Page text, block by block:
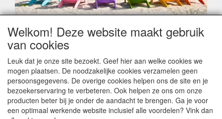
Geachte klant,
Zoals elk jaar zorgt de verlofperiode, naast een hoop
leveringsproblemen.
Sommige fabrikanten sluiten of werken met een
vakantiebezetting.
Bestellingen die vanaf +/- 15 juli geplaatst worden kunnen
hierdoor vertraging oplopen. Wanneer die voorradig is en alle
betalingsmodaliteiten zijn vervuld dan de bestelling verstuurd
Welkom! Deze website maakt gebruik
van cookies
Leuk dat je onze site bezoekt. Geef hier aan welke cookies we
mogen plaatsen. De noodzakelijke cookies verzamelen geen
persoonsgegevens. De overige cookies helpen ons de site en je
bezoekerservaring te verbeteren. Ook helpen ze ons om onze
producten beter bij je onder de aandacht te brengen. Ga je voor
een optimaal werkende website inclusief alle voordelen? Vink dan